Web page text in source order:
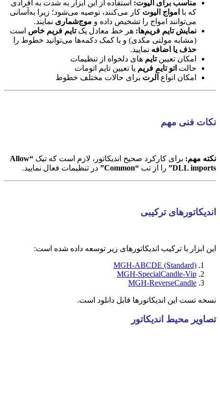
مناسب برای الیوت: استفاده از این ابزار به شدت به افرادی
که با امواج الیوت کار می‌کنند، توصیه می‌شود؛ زیرا به‌آسانی
می‌توانند امواج را تشخیص داده و موج‌شماری نمایند.
نمایش تایم فریم‌ها: هر خط معادل یکتایم فریم خاص است
(مشابه مولتی مکدی) و با کمک دکمه‌ها می‌توانید خطوط را
حذف یا اضافه نمایید.
امکان تعیینتایم های دلخواه از تنظیمات
حالت اتو تایم فریم یا تعیین تایم اتومات
امکان انواع آلرت برای حالات مختلف خطوط
نکات فنی مهم
نکته مهم: برای کارکرد صحیح اندیکاتور، لازم است که تیک
“Allow
DLL imports”
را از تب “Common” در تنظیمات فعال نمایید.
اندیکاتورهای ترکیبی
این ابزار با ترکیب اندیکاتورهای زیر توسعه داده شده است:
MGH-ABCDE (Standard)
MGH-SpecialCandle-Vip
MGH-ReverseCandle
نسخه تست این اندیکاتورها قابل دانلود است.
تصاویر محیط اندیکاتور